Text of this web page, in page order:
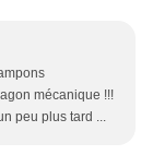
mécanique !!!
peu plus tard ...